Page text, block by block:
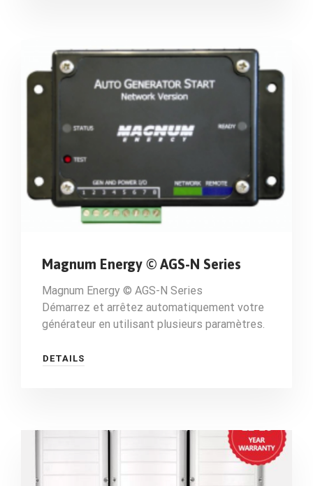
Magnum Energy © AGS-N Series
Magnum Energy © AGS-N Series
Démarrez et arrêtez automatiquement votre
générateur en utilisant plusieurs paramètres.
DETAILS